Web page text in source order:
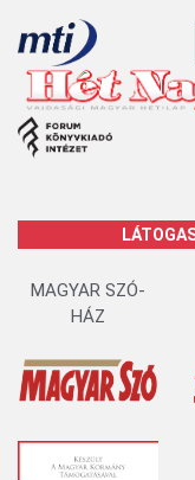
MAGYAR SZÓ-
HÁZ